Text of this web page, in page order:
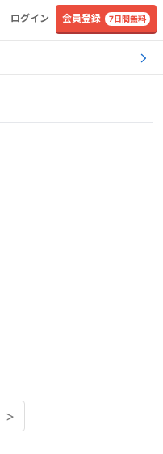
ログイン 会員登録 7日間無料
>